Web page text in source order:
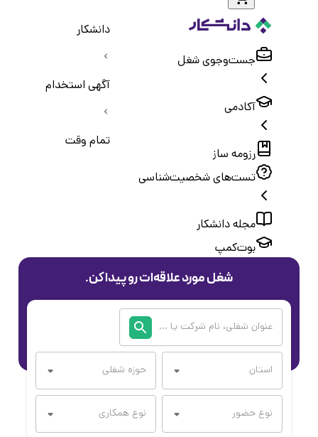
جست‌و‌جوی شغل
آکادمی
رزومه ساز
تست‌های شخصیت‌شناسی
مجله دانشکار
بوت‌کمپ
دانشکار
آگهی استخدام
تمام وقت
شغل مورد علاقه‌ات رو پیدا کن.